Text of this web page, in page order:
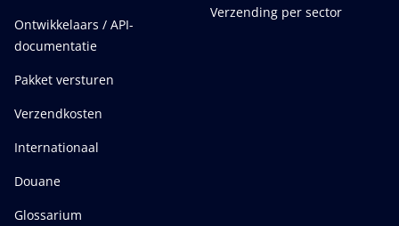
Ontwikkelaars / API-
documentatie
Pakket versturen
Verzendkosten
Internationaal
Douane
Glossarium
Verzending per sector